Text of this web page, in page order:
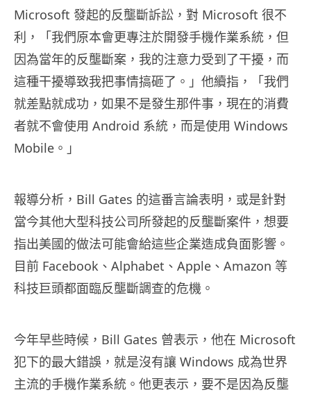
Microsoft 發起的反壟斷訴訟，對 Microsoft 很不
利，「我們原本會更專注於開發手機作業系統，但
因為當年的反壟斷案，我的注意力受到了干擾，而
這種干擾導致我把事情搞砸了。」他續指，「我們
就差點就成功，如果不是發生那件事，現在的消費
者就不會使用 Android 系統，而是使用 Windows
Mobile。」
報導分析，Bill Gates 的這番言論表明，或是針對
當今其他大型科技公司所發起的反壟斷案件，想要
指出美國的做法可能會給這些企業造成負面影響。
目前 Facebook、Alphabet、Apple、Amazon 等
科技巨頭都面臨反壟斷調查的危機。
今年早些時候，Bill Gates 曾表示，他在 Microsoft
犯下的最大錯誤，就是沒有讓 Windows 成為世界
主流的手機作業系統。他更表示，要不是因為反壟